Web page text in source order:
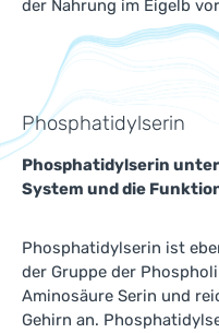
der Nahrung im Eigelb
Phosphatidylserin
Phosphatidylserin
System und die
Phosphatidylserin ist
der Gruppe der
Aminosäure Serin und
Gehirn an.